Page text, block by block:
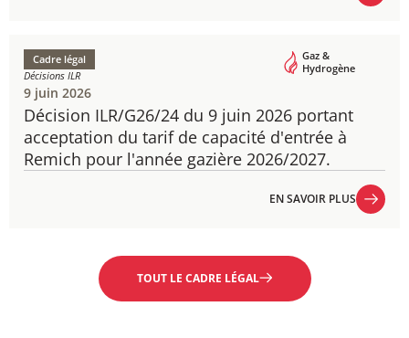
Décision ILR/G26/24 du 9 juin 2026 portant
acceptation du tarif de capacité d'entrée à
Remich pour l'année gazière 2026/2027.
Cadre légal
Décisions ILR
Gaz &
Hydrogène
9 juin 2026
EN SAVOIR PLUS
TOUT LE CADRE LÉGAL